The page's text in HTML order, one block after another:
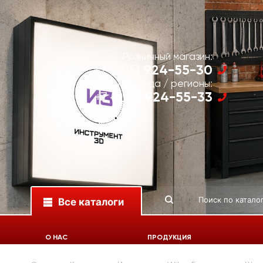
Розничный магазин:
+7 (495) 924-55-30
Юр. лица / регионы:
+7 (495) 924-55-33
Все каталоги
О НАС ПРОДУКЦИЯ